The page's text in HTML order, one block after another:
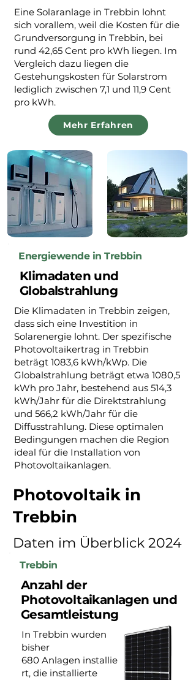
Eine Solaranlage in Trebbin lohnt
sich vorallem, weil die Kosten für die
Grundversorgung in Trebbin, bei
rund 42,65 Cent pro kWh liegen. Im
Vergleich dazu liegen die
Gestehungskosten für Solarstrom
lediglich zwischen 7,1 und 11,9 Cent
pro kWh.
Mehr Erfahren
Energiewende in Trebbin
Klimadaten und
Globalstrahlung
Die Klimadaten in Trebbin zeigen,
dass sich eine Investition in
Solarenergie lohnt. Der spezifische
Photovoltaikertrag in Trebbin
beträgt 1083,6 kWh/kWp. Die
Globalstrahlung beträgt etwa 1080,5
kWh pro Jahr, bestehend aus 514,3
kWh/Jahr für die Direktstrahlung
und 566,2 kWh/Jahr für die
Diffusstrahlung. Diese optimalen
Bedingungen machen die Region
ideal für die Installation von
Photovoltaikanlagen.
Photovoltaik in
Trebbin
Daten im Überblick 2024
Trebbin
Anzahl der
Photovoltaikanlagen und
Gesamtleistung
In Trebbin wurden
bisher
680 Anlagen installie
rt, die installierte